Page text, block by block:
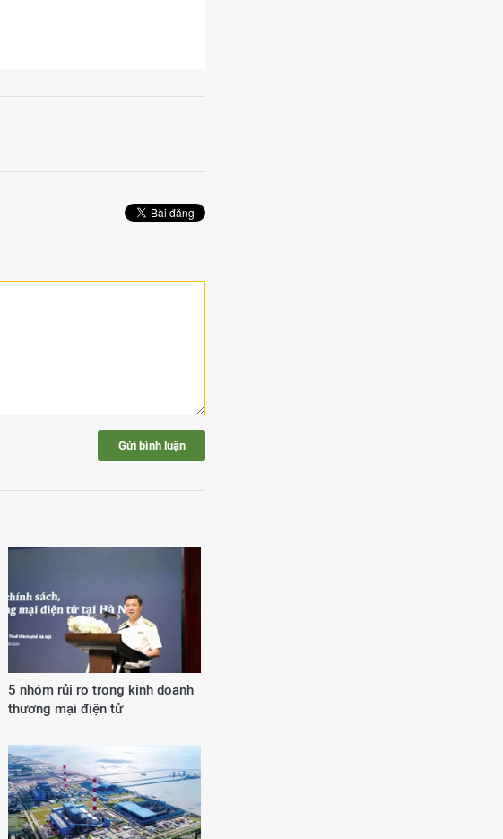
Gửi bình luận
5 nhóm rủi ro trong kinh doanh
thương mại điện tử